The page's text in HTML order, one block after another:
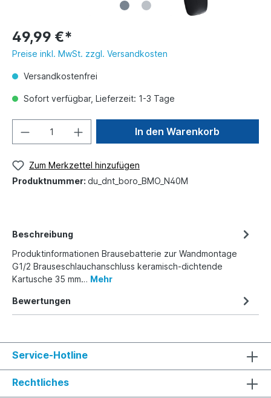
49,99 €*
Preise inkl. MwSt. zzgl. Versandkosten
Versandkostenfrei
Sofort verfügbar, Lieferzeit: 1-3 Tage
In den Warenkorb
Zum Merkzettel hinzufügen
Produktnummer: du_dnt_boro_BMO_N40M
Beschreibung
Produktinformationen Brausebatterie zur Wandmontage
G1/2 Brauseschlauchanschluss keramisch-dichtende
Kartusche 35 mm… Mehr
Bewertungen
Service-Hotline
Rechtliches